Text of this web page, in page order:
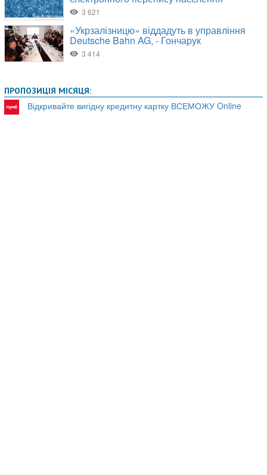
ПРОПОЗИЦІЯ МІСЯЦЯ:
Відкривайте вигідну кредитну картку ВСЕМОЖУ Online